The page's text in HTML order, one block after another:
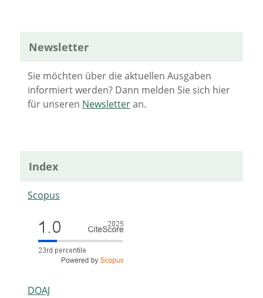
Newsletter
Sie möchten über die aktuellen Ausgaben
informiert werden? Dann melden Sie sich hier
für unseren Newsletteran.
Index
Scopus
DOAJ